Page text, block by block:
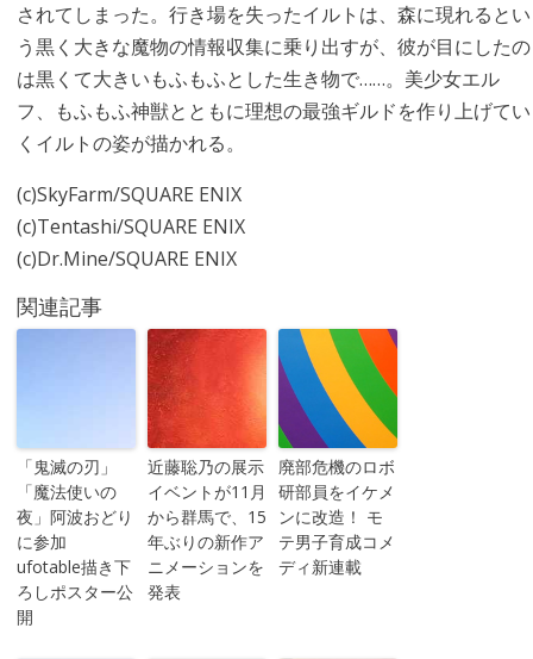
されてしまった。行き場を失ったイルトは、森に現れるとい
う黒く大きな魔物の情報収集に乗り出すが、彼が目にしたの
は黒くて大きいもふもふとした生き物で……。美少女エル
フ、もふもふ神獣とともに理想の最強ギルドを作り上げてい
くイルトの姿が描かれる。
(c)SkyFarm/SQUARE ENIX
(c)Tentashi/SQUARE ENIX
(c)Dr.Mine/SQUARE ENIX
関連記事
「鬼滅の刃」
「魔法使いの
夜」阿波おどり
に参加
ufotable描き下
ろしポスター公
開
近藤聡乃の展示
イベントが11月
から群馬で、15
年ぶりの新作ア
ニメーションを
発表
廃部危機のロボ
研部員をイケメ
ンに改造！ モ
テ男子育成コメ
ディ新連載